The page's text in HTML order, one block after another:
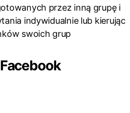
przez inną grupę i
indywidualnie lub kierując
swoich grup